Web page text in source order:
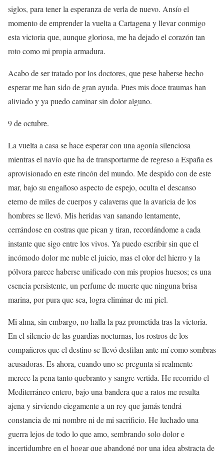
siglos, para tener la esperanza de verla de nuevo. Ansío el
momento de emprender la vuelta a Cartagena y llevar conmigo
esta victoria que, aunque gloriosa, me ha dejado el corazón tan
roto como mi propia armadura.
Acabo de ser tratado por los doctores, que pese haberse hecho
esperar me han sido de gran ayuda. Pues mis doce traumas han
aliviado y ya puedo caminar sin dolor alguno.
9 de octubre.
La vuelta a casa se hace esperar con una agonía silenciosa
mientras el navío que ha de transportarme de regreso a España es
aprovisionado en este rincón del mundo. Me despido con de este
mar, bajo su engañoso aspecto de espejo, oculta el descanso
eterno de miles de cuerpos y calaveras que la avaricia de los
hombres se llevó. Mis heridas van sanando lentamente,
cerrándose en costras que pican y tiran, recordándome a cada
instante que sigo entre los vivos. Ya puedo escribir sin que el
incómodo dolor me nuble el juicio, mas el olor del hierro y la
pólvora parece haberse unificado con mis propios huesos; es una
esencia persistente, un perfume de muerte que ninguna brisa
marina, por pura que sea, logra eliminar de mi piel.
Mi alma, sin embargo, no halla la paz prometida tras la victoria.
En el silencio de las guardias nocturnas, los rostros de los
compañeros que el destino se llevó desfilan ante mí como sombras
acusadoras. Es ahora, cuando uno se pregunta si realmente
merece la pena tanto quebranto y sangre vertida. He recorrido el
Mediterráneo entero, bajo una bandera que a ratos me resulta
ajena y sirviendo ciegamente a un rey que jamás tendrá
constancia de mi nombre ni de mi sacrificio. He luchado una
guerra lejos de todo lo que amo, sembrando solo dolor e
incertidumbre en el hogar que abandoné por una idea abstracta de